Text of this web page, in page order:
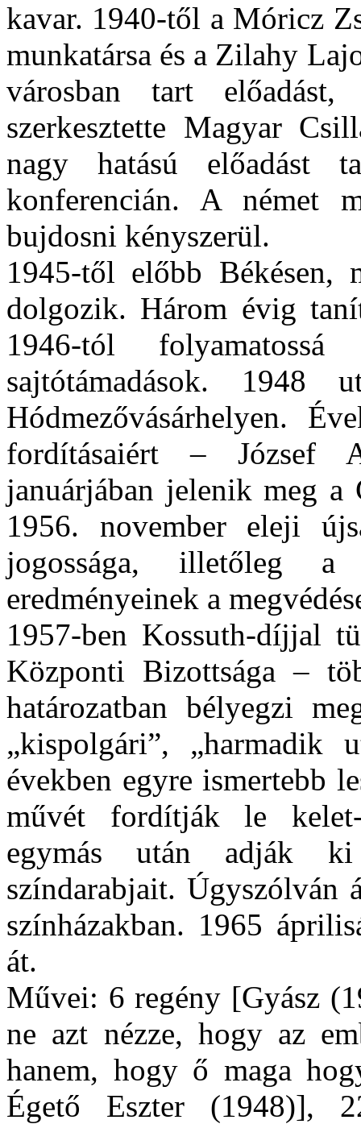
kavar. 1940-től a Móricz
munkatársa és a Zilahy
városban tart
szerkesztette Magyar
nagy hatású előadást
konferencián. A német
bujdosni kényszerül.
1945-től előbb Békésen,
dolgozik. Három évig
1946-tól
sajtótámadások.
Hódmezővásárhelyen.
fordításaiért – József
januárjában jelenik meg
1956. november eleji
jogossága, illetőleg
eredményeinek a
1957-ben Kossuth-díjjal
Központi Bizottsága –
határozatban bélyegzi
„kispolgári”, „harmadik
években egyre ismertebb
művét fordítják le
egymás után adják ki
színdarabjait. Úgyszólván
színházakban. 1965
át.
Művei: 6 regény [Gyász
ne azt nézze, hogy az
hanem, hogy ő maga
Égető Eszter (1948)],